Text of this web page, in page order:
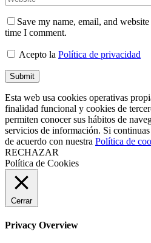
Save my name, email, and
time I comment.
Acepto la Política de privacidad
Esta web usa cookies operativas
finalidad funcional y cookies de
permiten conocer sus hábitos de
servicios de información. Si continuas
de acuerdo con nuestra Política de
RECHAZAR
Política de Cookies
Cerrar
Privacy Overview